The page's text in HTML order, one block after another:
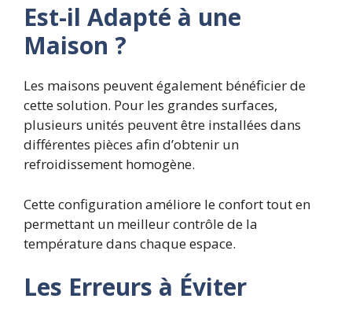
Est-il Adapté à une
Maison ?
Les maisons peuvent également bénéficier de
cette solution. Pour les grandes surfaces,
plusieurs unités peuvent être installées dans
différentes pièces afin d’obtenir un
refroidissement homogène.
Cette configuration améliore le confort tout en
permettant un meilleur contrôle de la
température dans chaque espace.
Les Erreurs à Éviter